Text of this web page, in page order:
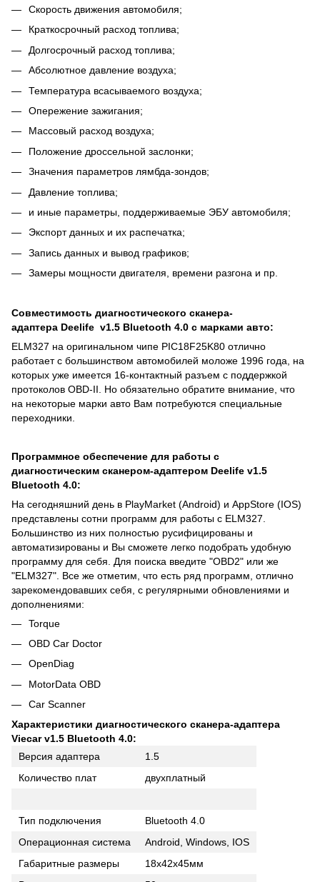
Скорость движения автомобиля;
Краткосрочный расход топлива;
Долгосрочный расход топлива;
Абсолютное давление воздуха;
Температура всасываемого воздуха;
Опережение зажигания;
Массовый расход воздуха;
Положение дроссельной заслонки;
Значения параметров лямбда-зондов;
Давление топлива;
и иные параметры, поддерживаемые ЭБУ автомобиля;
Экспорт данных и их распечатка;
Запись данных и вывод графиков;
Замеры мощности двигателя, времени разгона и пр.
Совместимость диагностического сканера-
адаптера Deelife v1.5 Bluetooth 4.0 с марками авто:
ELM327 на оригинальном чипе PIC18F25K80 отлично
работает с большинством автомобилей моложе 1996 года, на
которых уже имеется 16-контактный разъем с поддержкой
протоколов OBD-II. Но обязательно обратите внимание, что
на некоторые марки авто Вам потребуются специальные
переходники.
Программное обеспечение для работы с
диагностическим сканером-адаптером Deelife v1.5
Bluetooth 4.0:
На сегодняшний день в PlayMarket (Android) и AppStore (IOS)
представлены сотни программ для работы с ELM327.
Большинство из них полностью русифицированы и
автоматизированы и Вы сможете легко подобрать удобную
программу для себя. Для поиска введите "OBD2" или же
"ELM327". Все же отметим, что есть ряд программ, отлично
зарекомендовавших себя, с регулярными обновлениями и
дополнениями:
Torque
OBD Car Doctor
OpenDiag
MotorData OBD
Car Scanner
Характеристики диагностического сканера-адаптера
Viecar v1.5 Bluetooth 4.0:
Версия адаптера
1.5
Количество плат
двухплатный
Тип подключения
Bluetooth 4.0
Операционная система
Android, Windows, IOS
Габаритные размеры
18х42х45мм